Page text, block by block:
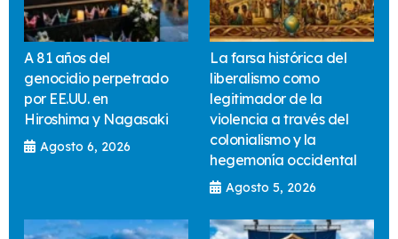
A 81 años del
genocidio perpetrado
por EE.UU. en
Hiroshima y Nagasaki
Agosto 6, 2026
La farsa histórica del
liberalismo como
legitimador de la
violencia a través del
colonialismo y la
hegemonía occidental
Agosto 5, 2026